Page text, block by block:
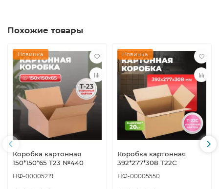
Похожие товары
Новинка
Коробка картонная
150*150*65 Т23 №440
НФ-00005219
Новинка
Коробка картонная
392*277*308 Т22С
НФ-00005550